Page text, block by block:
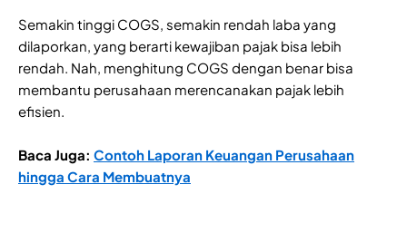
Semakin tinggi COGS, semakin rendah laba yang
dilaporkan, yang berarti kewajiban pajak bisa lebih
rendah. Nah, menghitung COGS dengan benar bisa
membantu perusahaan merencanakan pajak lebih
efisien.
Baca Juga: Contoh Laporan Keuangan Perusahaan
hingga Cara Membuatnya